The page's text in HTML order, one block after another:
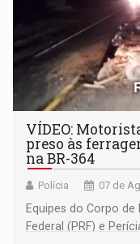
VÍDEO:
preso às
na BR-364
Polícia 07 de
Equipes do Corpo
Federal (PRF) e